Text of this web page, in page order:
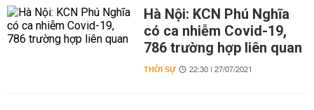
Hà Nội: KCN Phú Nghĩa
có ca nhiễm Covid-19,
786 trường hợp liên quan
THỜI SỰ 22:30 | 27/07/2021